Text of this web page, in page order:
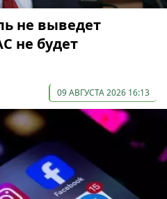
не выведет
не будет
09 АВГУСТА 2026 16:13